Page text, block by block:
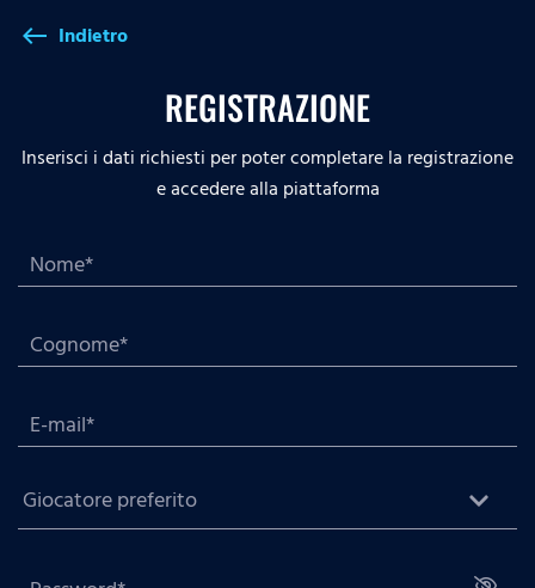
west Indietro
REGISTRAZIONE
Inserisci i dati richiesti per poter completare la registrazione
e accedere alla piattaforma